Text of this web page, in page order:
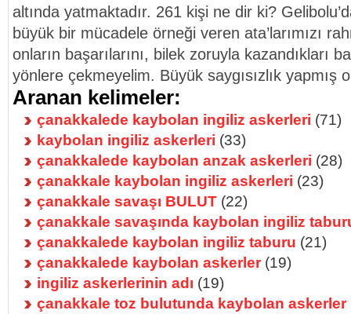
altında yatmaktadır. 261 kişi ne dir ki?
büyük bir mücadele örneği veren ata’larımızı
onların başarılarını, bilek zoruyla kazandıkları
yönlere çekmeyelim. Büyük saygısızlık yapmış
Aranan kelimeler:
çanakkalede kaybolan ingiliz askerleri (71)
kaybolan ingiliz askerleri (33)
çanakkalede kaybolan anzak askerleri (28)
çanakkale kaybolan ingiliz askerleri (23)
çanakkale savaşı BULUT (22)
çanakkale savaşında kaybolan ingiliz
çanakkalede kaybolan ingiliz taburu (21)
çanakkalede kaybolan askerler(19)
ingiliz askerlerinin adı (19)
çanakkale toz bulutunda kaybolan askerler